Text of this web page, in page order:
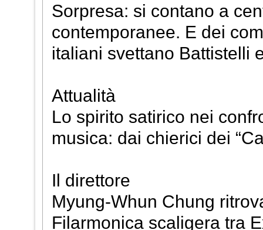
Sorpresa: si contano a
contemporanee. E dei
italiani svettano Battistelli
Attualità
Lo spirito satirico nei
musica: dai chierici dei
Il direttore
Myung-Whun Chung
Filarmonica scaligera tra